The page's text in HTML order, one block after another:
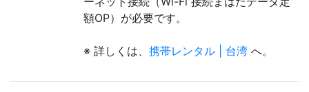
額OP）が必要です。
※ 詳しくは、 携帯レンタル | 台湾 へ。